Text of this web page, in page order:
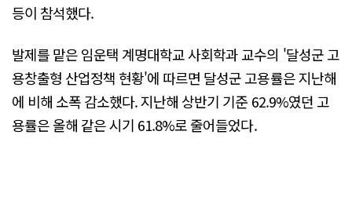
등이 참석했다.
발제를 맡은 임운택 계명대학교 사회학과 교수의 '달성군 고
용창출형 산업정책 현황'에 따르면 달성군 고용률은 지난해
에 비해 소폭 감소했다. 지난해 상반기 기준 62.9%였던 고
용률은 올해 같은 시기 61.8%로 줄어들었다.